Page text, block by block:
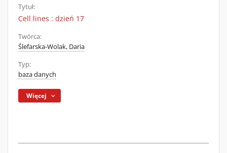
Tytuł:
Cell lines : dzień 17
Twórca:
Ślefarska-Wolak, Daria
Typ:
baza danych
Więcej